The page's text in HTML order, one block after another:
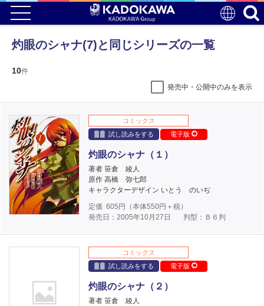
灼眼のシャナ(7)と同じシリーズの一覧
10件
発売中・公開中のみを表示
コミックス
試し読みをする
電子版
灼眼のシャナ（１）
著者 笹倉 綾人
原作 高橋 弥七郎
キャラクターデザイン いとう のいぢ
定価 605 円（本体550円＋税）
発売日：2005年10月27日
判型：Ｂ６判
コミックス
試し読みをする
電子版
灼眼のシャナ（２）
著者 笹倉 綾人